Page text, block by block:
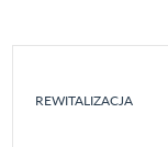
REWITALIZACJA